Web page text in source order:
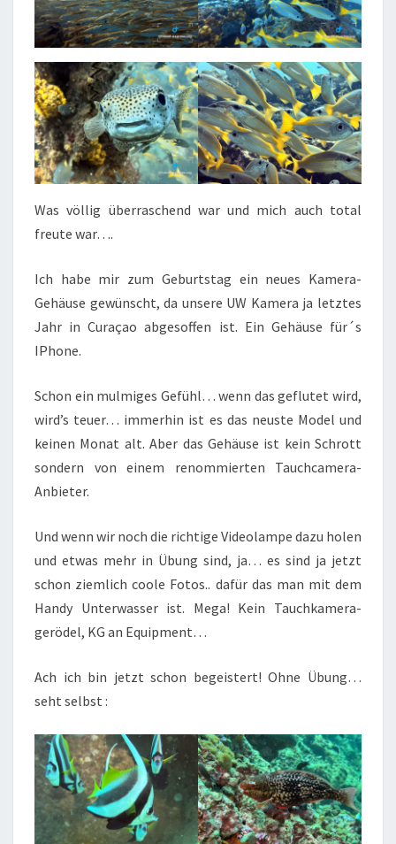
Was völlig überraschend war und mich auch total
freute war….
Ich habe mir zum Geburtstag ein neues Kamera-
Gehäuse gewünscht, da unsere UW Kamera ja letztes
Jahr in Curaçao abgesoffen ist. Ein Gehäuse für´s
IPhone.
Schon ein mulmiges Gefühl… wenn das geflutet wird,
wird’s teuer… immerhin ist es das neuste Model und
keinen Monat alt. Aber das Gehäuse ist kein Schrott
sondern von einem renommierten Tauchcamera-
Anbieter.
Und wenn wir noch die richtige Videolampe dazu holen
und etwas mehr in Übung sind, ja… es sind ja jetzt
schon ziemlich coole Fotos.. dafür das man mit dem
Handy Unterwasser ist. Mega! Kein Tauchkamera-
gerödel, KG an Equipment…
Ach ich bin jetzt schon begeistert! Ohne Übung…
seht selbst :